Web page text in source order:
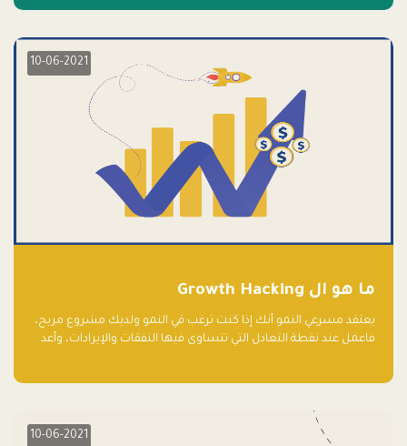
10-06-2021
ما هو ال Growth Hacking
يعتقد مسرعي النمو أنك إذا كنت ترغب في النمو ولديك مشروع مربح،
فاعمل عند نقطة التعادل التي تتساوى فيها النفقات والإيرادات، وأعد
10-06-2021